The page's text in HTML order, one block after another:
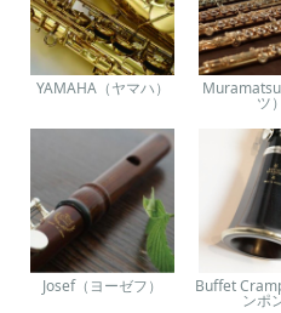
YAMAHA（ヤマハ）
ツ）
Josef（ヨーゼフ） Buffet
ンポ